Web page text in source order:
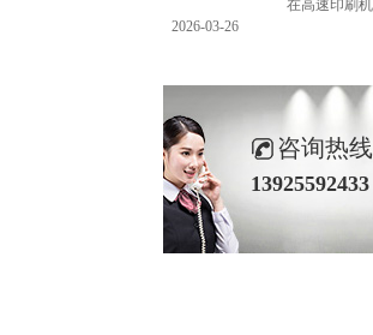
2026-03-26
咨询热线
13925592433